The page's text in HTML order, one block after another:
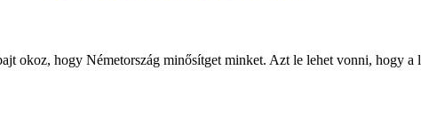
okoz, hogy Németország minősítget minket. Azt le lehet vonni, hogy